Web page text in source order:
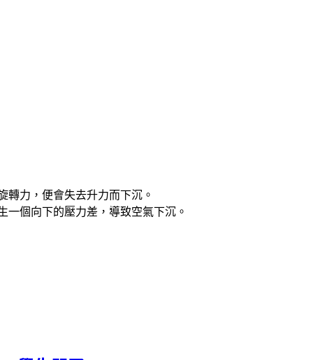
轉力，便會失去升力而下沉。
個向下的壓力差，導致空氣下沉。